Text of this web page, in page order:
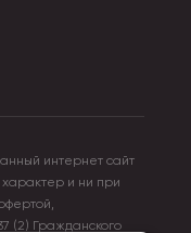
интернет сайт
и ни при
(2) Гражданского